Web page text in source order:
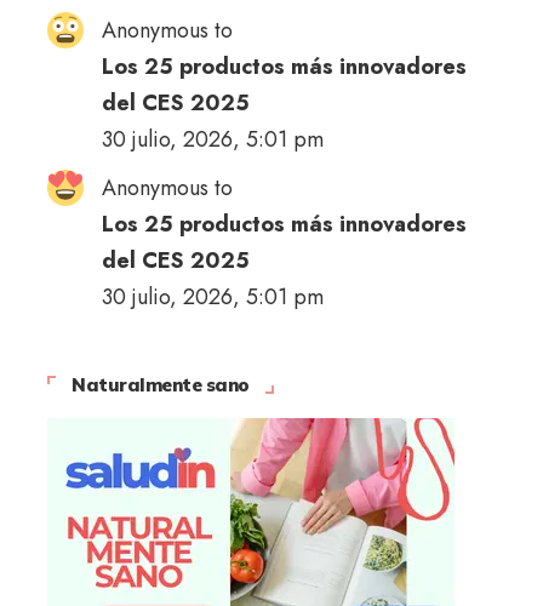
Anonymous to
Los 25 productos más innovadores
del CES 2025
30 julio, 2026, 5:01 pm
Anonymous to
Los 25 productos más innovadores
del CES 2025
30 julio, 2026, 5:01 pm
Naturalmente sano